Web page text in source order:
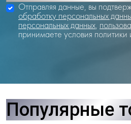
Отправляя данные, вы
обработку персональных
персональных данных,
принимаете условия политики
Популярные